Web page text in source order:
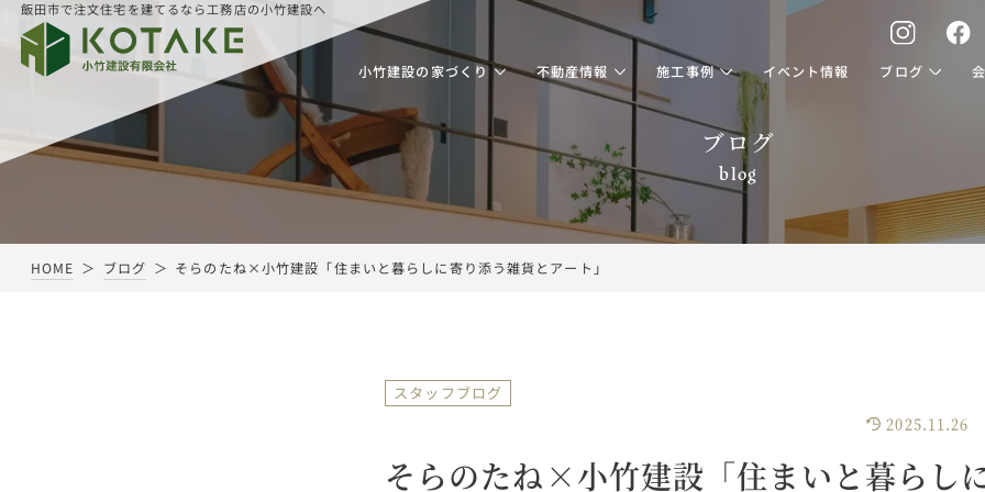
飯田市で注文住宅を建てるなら工務店の小竹建設へ
小竹建設の家づくり 不動産情報 施工事例 イベント情報 ブログ
ブログ
blog
HOME ブログ そらのたね×小竹建設「住まいと暮らしに寄り添う雑貨とアート」
スタッフブログ
2025.11.26
そらのたね×小竹建設「住まいと暮らし